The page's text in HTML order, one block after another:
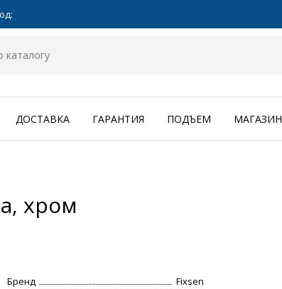
ДОСТАВКА ГАРАНТИЯ ПОДЪЕМ МАГАЗИН
хром
Бренд
Fixsen